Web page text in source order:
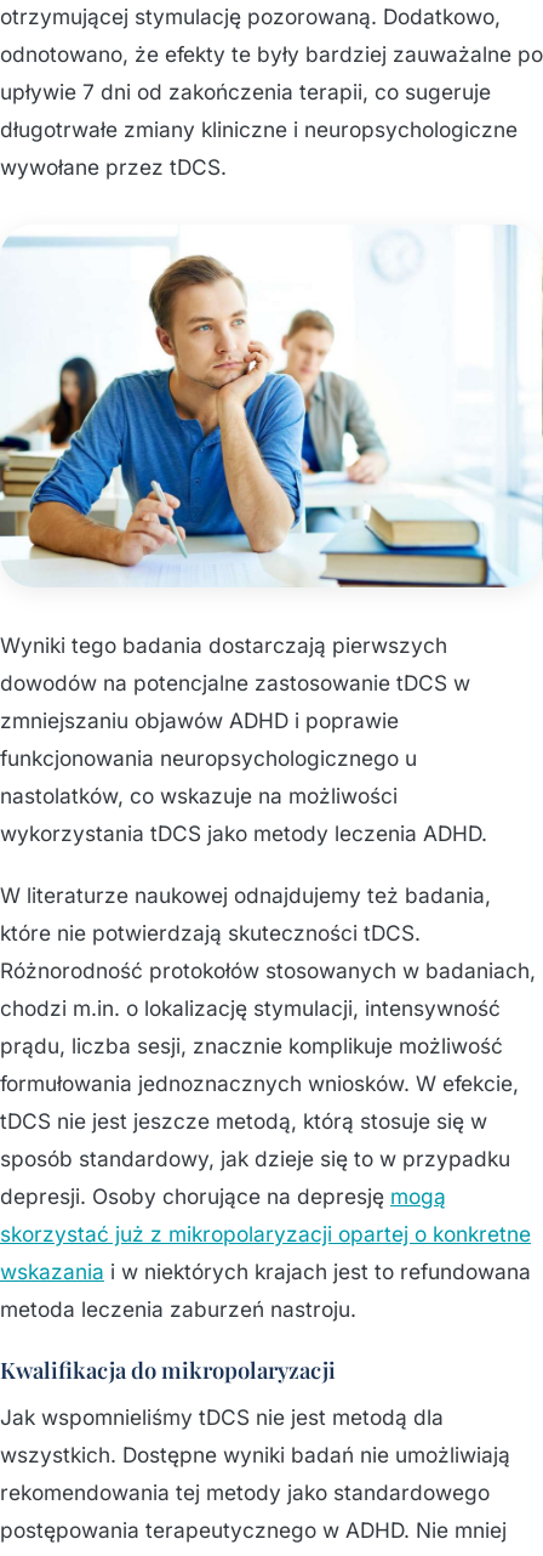
otrzymującej stymulację pozorowaną. Dodatkowo,
odnotowano, że efekty te były bardziej zauważalne po
upływie 7 dni od zakończenia terapii, co sugeruje
długotrwałe zmiany kliniczne i neuropsychologiczne
wywołane przez tDCS.
Wyniki tego badania dostarczają pierwszych
dowodów na potencjalne zastosowanie tDCS w
zmniejszaniu objawów ADHD i poprawie
funkcjonowania neuropsychologicznego u
nastolatków, co wskazuje na możliwości
wykorzystania tDCS jako metody leczenia ADHD.
W literaturze naukowej odnajdujemy też badania,
które nie potwierdzają skuteczności tDCS.
Różnorodność protokołów stosowanych w badaniach,
chodzi m.in. o lokalizację stymulacji, intensywność
prądu, liczba sesji, znacznie komplikuje możliwość
formułowania jednoznacznych wniosków. W efekcie,
tDCS nie jest jeszcze metodą, którą stosuje się w
sposób standardowy, jak dzieje się to w przypadku
depresji. Osoby chorujące na depresję mogą
skorzystać już z mikropolaryzacji opartej o konkretne
wskazania i w niektórych krajach jest to refundowana
metoda leczenia zaburzeń nastroju.
Kwalifikacja do mikropolaryzacji
Jak wspomnieliśmy tDCS nie jest metodą dla
wszystkich. Dostępne wyniki badań nie umożliwiają
rekomendowania tej metody jako standardowego
postępowania terapeutycznego w ADHD. Nie mniej